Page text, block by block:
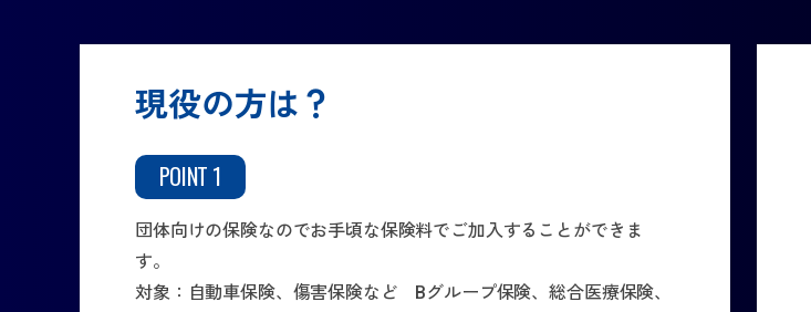
現役の方は？
POINT 1
団体向けの保険なのでお手頃な保険料でご加入することができま
す。
対象：自動車保険、傷害保険など Bグループ保険、総合医療保険、